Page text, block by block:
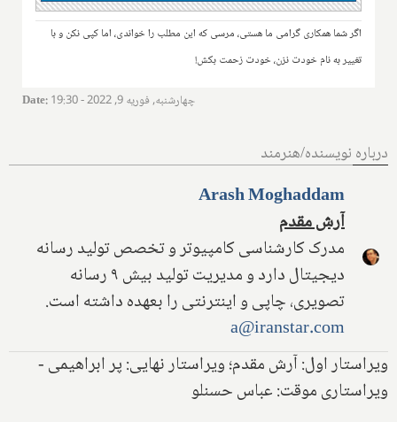
اگر شما همکاری گرامی ما هستی، مرسی که این مطلب را خواندی، اما کپی نکن و با
تغییر به نام خودت نزن، خودت زحمت بکش!
Date: چهارشنبه, فوریه 9, 2022 - 19:30
درباره نویسنده/هنرمند
Arash Moghaddam
آرش مقدم
مدرک کارشناسی کامپیوتر و تخصص تولید رسانه
دیجیتال دارد و مدیریت تولید بیش ۹ رسانه
تصویری، چاپی و اینترنتی را بعهده داشته است.
a@iranstar.com
ویراستار اول: آرش مقدم؛ ویراستار نهایی: پر ابراهیمی -
ویراستاری موقت: عباس حسنلو